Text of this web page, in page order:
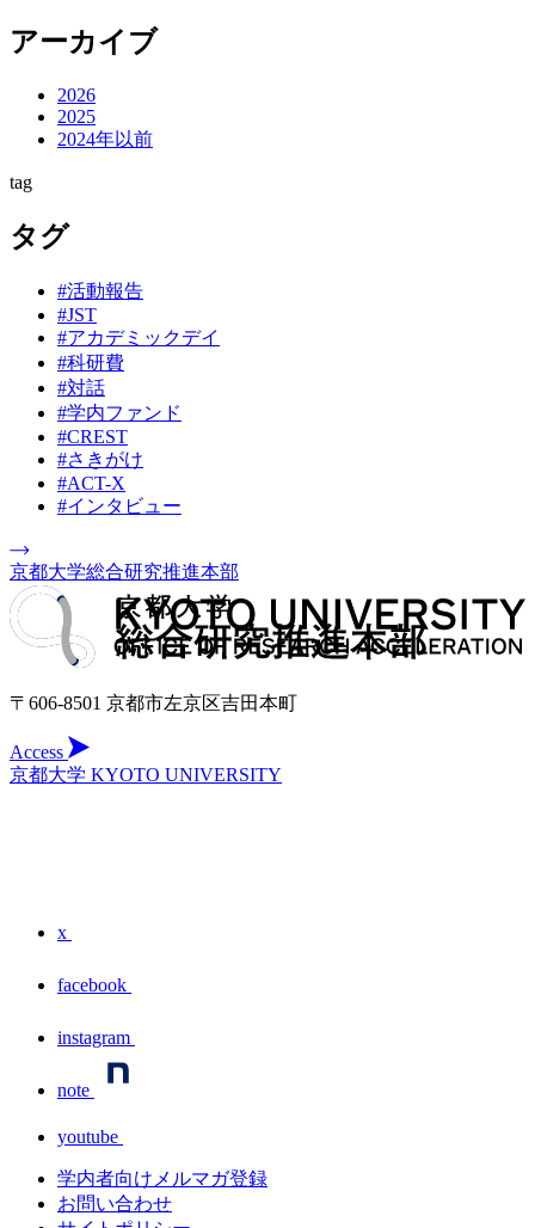
アーカイブ
2026
2025
2024年以前
tag
タグ
#活動報告
#JST
#アカデミックデイ
#科研費
#対話
#学内ファンド
#CREST
#さきがけ
#ACT-X
#インタビュー
京都大学総合研究推進本部
〒606-8501 京都市左京区吉田本町
Access
京都大学 KYOTO UNIVERSITY
x
facebook
instagram
note
youtube
学内者向けメルマガ登録
お問い合わせ